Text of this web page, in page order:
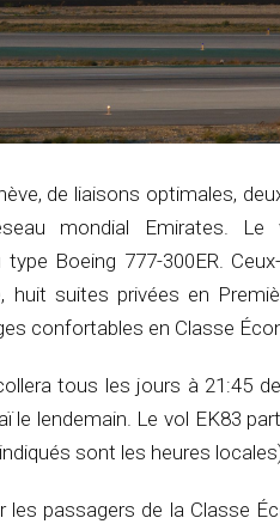
de liaisons optimales,
mondial Emirates. Le
Boeing 777-300ER.
suites privées en
confortables en Classe
tous les jours à 21:45
le lendemain. Le vol EK83
sont les heures
passagers de la Classe